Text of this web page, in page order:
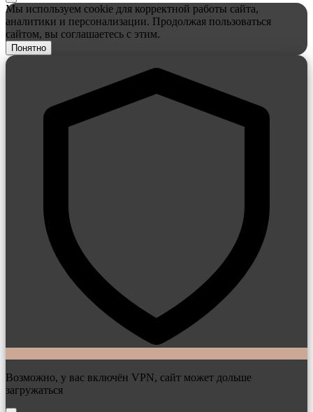
Мы используем cookie для корректной работы сайта,
аналитики и персонализации. Продолжая пользоваться
сайтом, вы соглашаетесь с этим.
Понятно
Возможно, у вас включён VPN, сайт может дольше
загружаться